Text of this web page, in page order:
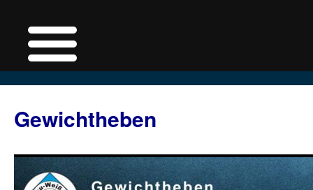
springen
Gewichtheben